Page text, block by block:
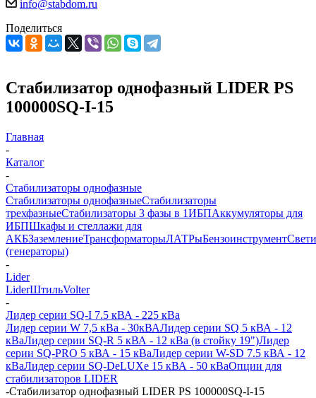
info@stabdom.ru
Поделиться
Стабилизатор однофазный LIDER PS
100000SQ-I-15
Главная
-
Каталог
-
Стабилизаторы однофазные
Стабилизаторы однофазныеСтабилизаторы
трехфазныеСтабилизаторы 3 фазы в 1ИБПАккумуляторы для
ИБПШкафы и стеллажи для
АКБЗаземлениеТрансформаторыЛАТРыБензоинструмент
(генераторы)
-
Lider
LiderШтильVolter
-
Лидер серии SQ-I 7.5 кВА - 225 кВа
Лидер серии W 7,5 кВа - 30кВАЛидер серии SQ 5 кВА - 12
кВаЛидер серии SQ-R 5 кВА - 12 кВа (в стойку 19")Лидер
серии SQ-PRO 5 кВА - 15 кВаЛидер серии W-SD 7.5 кВА - 12
кВаЛидер серии SQ-DeLUXe 15 кВА - 50 кВаОпции для
стабилизаторов LIDER
-Стабилизатор однофазный LIDER PS 100000SQ-I-15